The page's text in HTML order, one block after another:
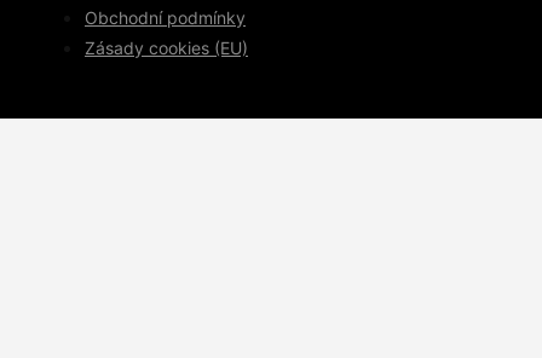
Obchodní podmínky
Zásady cookies (EU)